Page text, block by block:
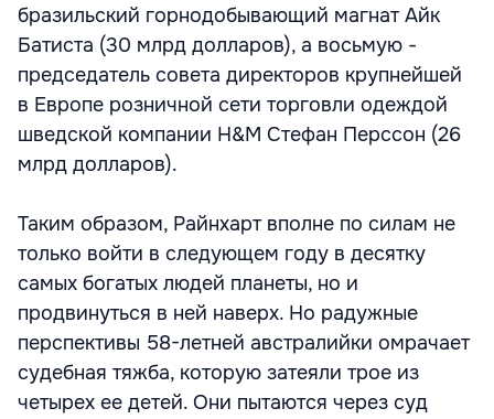
бразильский горнодобывающий магнат Айк
Батиста (30 млрд долларов), а восьмую -
председатель совета директоров крупнейшей
в Европе розничной сети торговли одеждой
шведской компании H&M Стефан Перссон (26
млрд долларов).
Таким образом, Райнхарт вполне по силам не
только войти в следующем году в десятку
самых богатых людей планеты, но и
продвинуться в ней наверх. Но радужные
перспективы 58-летней австралийки омрачает
судебная тяжба, которую затеяли трое из
четырех ее детей. Они пытаются через суд